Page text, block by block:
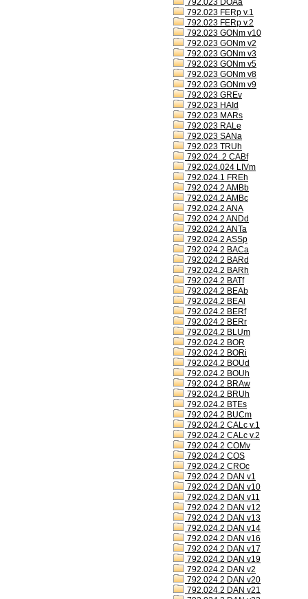
792.023 DOAa
792.023 FERp v.1
792.023 FERp v.2
792.023 GONm v10
792.023 GONm v2
792.023 GONm v3
792.023 GONm v5
792.023 GONm v8
792.023 GONm v9
792.023 GREv
792.023 HAId
792.023 MARs
792.023 RALe
792.023 SANa
792.023 TRUh
792.024..2 CABf
792.024.024 LIVm
792.024.1 FREh
792.024.2 AMBb
792.024.2 AMBc
792.024.2 ANA
792.024.2 ANDd
792.024.2 ANTa
792.024.2 ASSp
792.024.2 BACa
792.024.2 BARd
792.024.2 BARh
792.024.2 BATf
792.024.2 BEAb
792.024.2 BEAl
792.024.2 BERf
792.024.2 BERr
792.024.2 BLUm
792.024.2 BOR
792.024.2 BORi
792.024.2 BOUd
792.024.2 BOUh
792.024.2 BRAw
792.024.2 BRUh
792.024.2 BTEs
792.024.2 BUCm
792.024.2 CALc v.1
792.024.2 CALc v.2
792.024.2 COMv
792.024.2 COS
792.024.2 CROc
792.024.2 DAN v1
792.024.2 DAN v10
792.024.2 DAN v11
792.024.2 DAN v12
792.024.2 DAN v13
792.024.2 DAN v14
792.024.2 DAN v16
792.024.2 DAN v17
792.024.2 DAN v19
792.024.2 DAN v2
792.024.2 DAN v20
792.024.2 DAN v21